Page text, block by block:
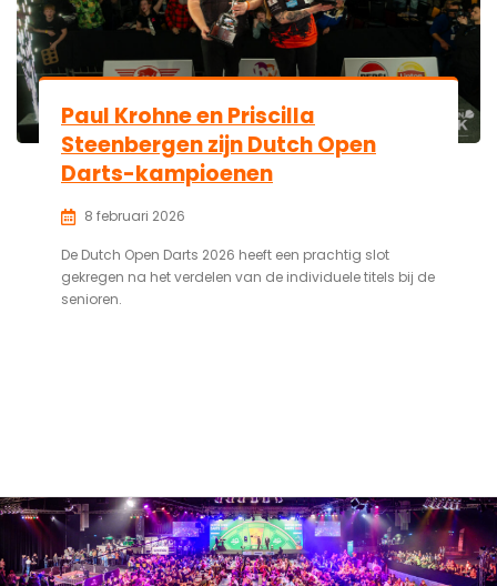
Paul Krohne en Priscilla
Steenbergen zijn Dutch Open
Darts-kampioenen
8 februari 2026
De Dutch Open Darts 2026 heeft een prachtig slot
gekregen na het verdelen van de individuele titels bij de
senioren.